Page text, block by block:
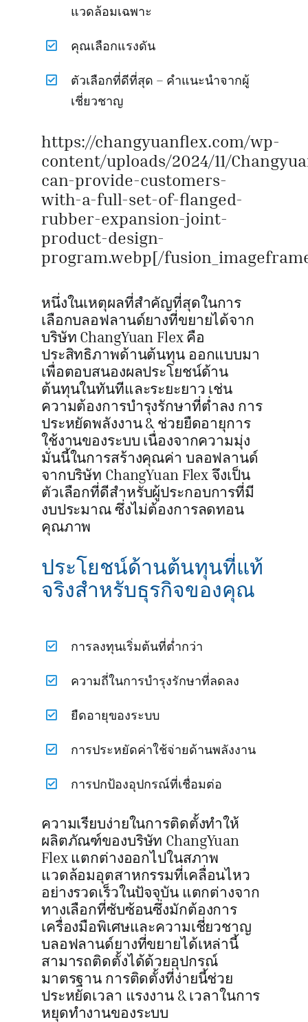
แวดล้อมเฉพาะ
คุณเลือกแรงดัน
ตัวเลือกที่ดีที่สุด – คำแนะนำจากผู้
เชี่ยวชาญ
https://changyuanflex.com/wp-
content/uploads/2024/11/
can-provide-customers-
with-a-full-set-of-flanged-
rubber-expansion-joint-
product-design-
program.webp[/
หนึ่งในเหตุผลที่สำคัญที่สุดในการ
เลือกบลอฟลานด์ยางที่ขยายได้จาก
บริษัท ChangYuan Flex คือ
ประสิทธิภาพด้านต้นทุน ออกแบบมา
เพื่อตอบสนองผลประโยชน์ด้าน
ต้นทุนในทันทีและระยะยาว เช่น
ความต้องการบำรุงรักษาที่ต่ำลง การ
ประหยัดพลังงาน & ช่วยยืดอายุการ
ใช้งานของระบบ เนื่องจากความมุ่ง
มั่นนี้ในการสร้างคุณค่า บลอฟลานด์
จากบริษัท ChangYuan Flex จึงเป็น
ตัวเลือกที่ดีสำหรับผู้ประกอบการที่มี
งบประมาณ ซึ่งไม่ต้องการลดทอน
คุณภาพ
ประโยชน์ด้านต้นทุนที่แท้
จริงสำหรับธุรกิจของคุณ
การลงทุนเริ่มต้นที่ต่ำกว่า
ความถี่ในการบำรุงรักษาที่ลดลง
ยืดอายุของระบบ
การประหยัดค่าใช้จ่ายด้านพลังงาน
การปกป้องอุปกรณ์ที่เชื่อมต่อ
ความเรียบง่ายในการติดตั้งทำให้
ผลิตภัณฑ์ของบริษัท ChangYuan
Flex แตกต่างออกไปในสภาพ
แวดล้อมอุตสาหกรรมที่เคลื่อนไหว
อย่างรวดเร็วในปัจจุบัน แตกต่างจาก
ทางเลือกที่ซับซ้อนซึ่งมักต้องการ
เครื่องมือพิเศษและความเชี่ยวชาญ
บลอฟลานด์ยางที่ขยายได้เหล่านี้
สามารถติดตั้งได้ด้วยอุปกรณ์
มาตรฐาน การติดตั้งที่ง่ายนี้ช่วย
ประหยัดเวลา แรงงาน & เวลาในการ
หยุดทำงานของระบบ